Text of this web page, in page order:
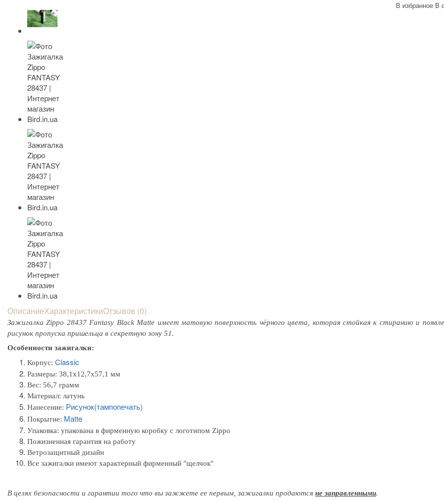
В избранное В
ОписаниеХарактеристикиОтзывов (0)
Зажигалка Zippo 28437 Fantasy Black Matte имеет матовую поверхность чёрного цвета, которая стойкая к стиранию и
рисунок пропуска пришельца в секретную зону 51.
Особенности зажигалки:
Корпус: Classic
Размеры: 38,1x12,7x57,1 мм
Вес: 56,7 грамм
Материал: латунь
Нанесение: Рисунок(тампопечать)
Покрытие: Matte
Упаковка: упакована в фирменную коробку с логотипом Zippo
Пожизненная гарантия на работу
Ветрозащитный дизайн
Все зажигалки имеют характерный фирменный "щелчок"
В целях безопасности и гарантии того что вы зажжете ее первым, зажигалки продаются не заправленными.